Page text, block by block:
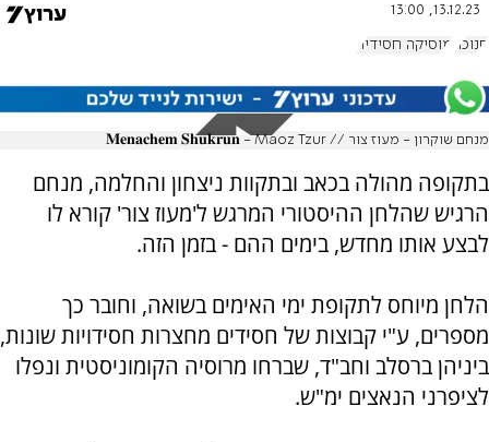
13.12.23, 13:00
חנוכה מוסיקה חסידית
מנחם שוקרון - מעוז צור // 𝐌𝐞𝐧𝐚𝐜𝐡𝐞𝐦 𝐒𝐡𝐮𝐤𝐫𝐮𝐧 - Maoz Tzur
בתקופה מהולה בכאב ובתקוות ניצחון והחלמה, מנחם
הרגיש שהלחן ההיסטורי המרגש ל'מעוז צור' קורא לו
לבצע אותו מחדש, בימים ההם - בזמן הזה.
הלחן מיוחס לתקופת ימי האימים בשואה, וחובר כך
מספרים, ע"י קבוצות של חסידים מחצרות חסידויות שונות,
ביניהן ברסלב וחב"ד, שברחו מרוסיה הקומוניסטית ונפלו
לציפרני הנאצים ימ"ש.